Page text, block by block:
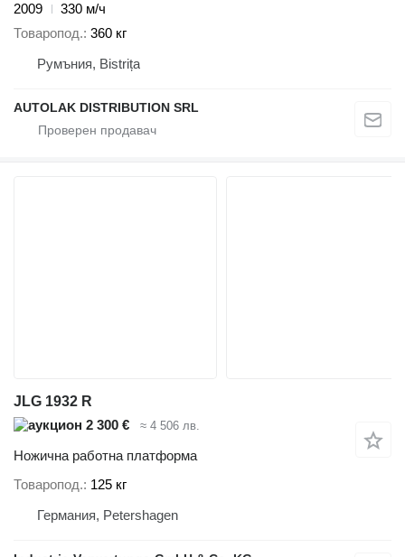
2009
330 м/ч
Товаропод. 360 кг
Румъния, Bistrița
AUTOLAK DISTRIBUTION SRL
JLG 1932 R
2 300 €
≈ 4 506 лв.
Ножична работна платформа
Товаропод. 125 кг
Германия, Petershagen